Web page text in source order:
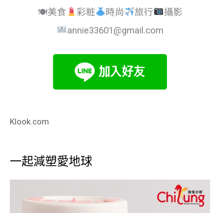
🍽美食
彩粧 時尚 旅行
攝影
annie33601@gmail.com
Klook.com
一起減塑愛地球